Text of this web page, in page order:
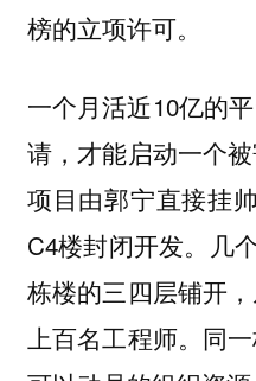
榜的立项许可。
一个月活近10亿的
请，才能启动一个
项目由郭宁直接挂
C4楼封闭开发。几
栋楼的三四层铺开
上百名工程师。同